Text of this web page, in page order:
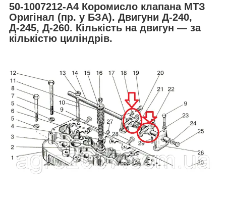
50-1007212-А4 Коромисло клапана МТЗ
Оригінал (пр. у БЗА). Двигуни Д-240,
Д-245, Д-260. Кількість на двигун — за
кількістю циліндрів.